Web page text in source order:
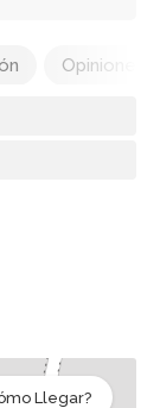
Opiniones
Llegar?